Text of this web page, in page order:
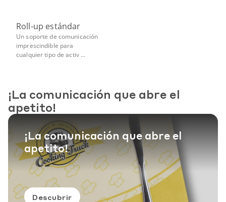
Roll-up estándar
Un soporte de comunicación
imprescindible para
cualquier tipo de activ ...
¡La comunicación que abre el
apetito!
¡La comunicación que abre el
apetito!
Descubrir